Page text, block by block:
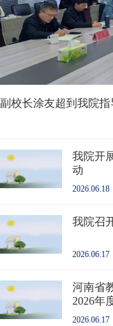
副校长涂友超到我院
我院开
动
2026.06.18
我院召
2026.06.17
河南省
2026年
2026.06.17